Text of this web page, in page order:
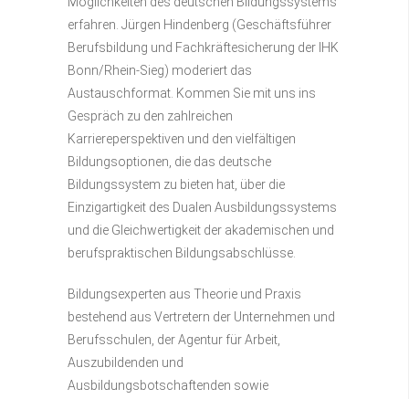
erfahren. Jürgen Hindenberg (Geschäftsführer
Berufsbildung und Fachkräftesicherung der IHK
Bonn/Rhein-Sieg) moderiert das
Austauschformat. Kommen Sie mit uns ins
Gespräch zu den zahlreichen
Karriereperspektiven und den vielfältigen
Bildungsoptionen, die das deutsche
Bildungssystem zu bieten hat, über die
Einzigartigkeit des Dualen Ausbildungssystems
und die Gleichwertigkeit der akademischen und
berufspraktischen Bildungsabschlüsse.
Bildungsexperten aus Theorie und Praxis
bestehend aus Vertretern der Unternehmen und
Berufsschulen, der Agentur für Arbeit,
Auszubildenden und
Ausbildungsbotschaftenden sowie